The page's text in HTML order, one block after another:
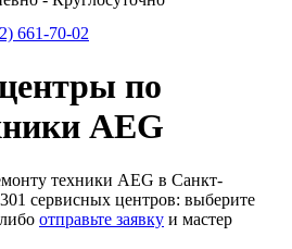
661-70-02
по
AEG
техники AEG в Санкт-
сервисных центров: выберите
отправьте заявку и мастер